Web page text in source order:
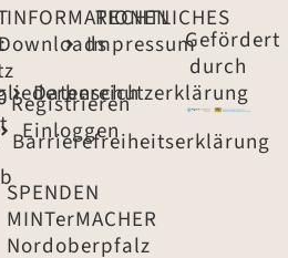
:
INFORMATIONEN
Registrieren
Einloggen
SPENDEN
MINTerMACHER
Nordoberpfalz
RECHTLICHES
Impressum
Datenschutzerklärung
Barrierefreiheitserklärung
Gefördert
durch